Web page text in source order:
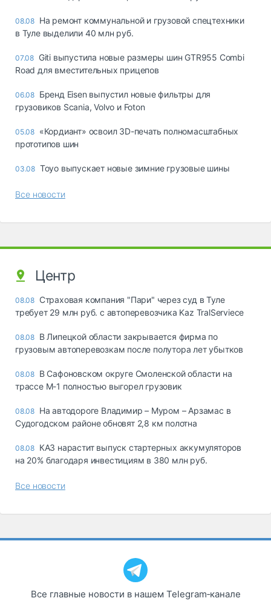
08.08 На ремонт коммунальной и грузовой спецтехники
в Туле выделили 40 млн руб.
07.08 Giti выпустила новые размеры шин GTR955 Combi
Road для вместительных прицепов
06.08 Бренд Eisen выпустил новые фильтры для
грузовиков Scania, Volvo и Foton
05.08 «Кордиант» освоил 3D-печать полномасштабных
прототипов шин
03.08 Toyo выпускает новые зимние грузовые шины
Все новости
Центр
08.08 Страховая компания "Пари" через суд в Туле
требует 29 млн руб. с автоперевозчика Kaz TralServiece
08.08 В Липецкой области закрывается фирма по
грузовым автоперевозкам после полутора лет убытков
08.08 В Сафоновском округе Смоленской области на
трассе М-1 полностью выгорел грузовик
08.08 На автодороге Владимир – Муром – Арзамас в
Судогодском районе обновят 2,8 км полотна
08.08 КАЗ нарастит выпуск стартерных аккумуляторов
на 20% благодаря инвестициям в 380 млн руб.
Все новости
Все главные новости в нашем Telegram‑канале